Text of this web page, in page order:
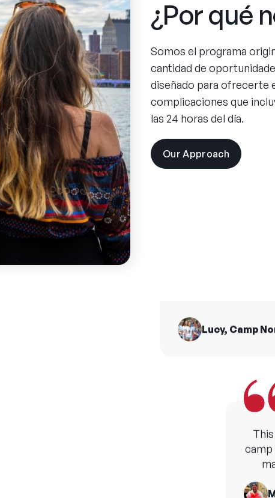
¿Por qué
Somos el programa
cantidad de
diseñado para ofrecerte
complicaciones que
las 24 horas del día.
Our Approach visit
the